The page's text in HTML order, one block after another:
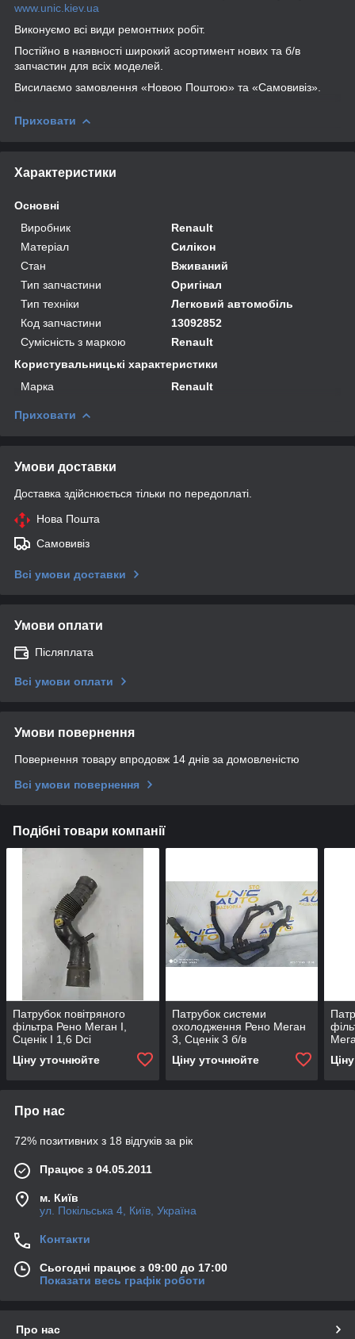
www.unic.kiev.ua
Виконуємо всі види ремонтних робіт.
Постійно в наявності широкий асортимент нових та б/в
запчастин для всіх моделей.
Висилаємо замовлення «Новою Поштою» та «Самовивіз».
Приховати
Характеристики
Основні
Виробник
Renault
Матеріал
Силікон
Стан
Вживаний
Тип запчастини
Оригінал
Тип техніки
Легковий автомобіль
Код запчастини
13092852
Сумісність з маркою
Renault
Користувальницькі характеристики
Марка
Renault
Приховати
Умови доставки
Доставка здійснюється тільки по передоплаті.
Нова Пошта
Самовивіз
Всі умови доставки
Умови оплати
Післяплата
Всі умови оплати
Умови повернення
Повернення товару впродовж 14 днів за домовленістю
Всі умови повернення
Подібні товари компанії
Патрубок повітряного
фільтра Рено Меган I,
Сценік I 1,6 Dci
7700274205-7700274181
б/в
Ціну уточнюйте
Патрубок системи
охолодження Рено Меган
3, Сценік 3 б/в
Ціну уточнюйте
Про нас
72% позитивних з 18 відгуків за рік
Працює з 04.05.2011
м. Київ
ул. Покільська 4, Київ, Україна
Контакти
Сьогодні працює з 09:00 до 17:00
Показати весь графік роботи
Про нас